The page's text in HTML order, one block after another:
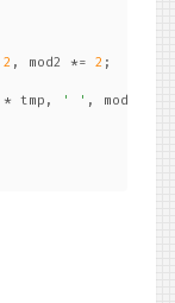
2 , mod2 *= 2 ;
* tmp, ' ' , mod2 *